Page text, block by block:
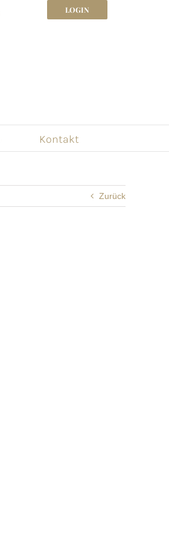
LOGIN
Kontakt
Zurück